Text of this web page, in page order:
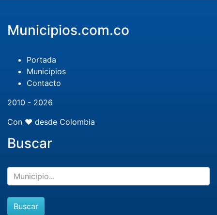
Municipios.com.co
Portada
Municipios
Contacto
2010 - 2026
Con ❤️ desde Colombia
Buscar
Buscar